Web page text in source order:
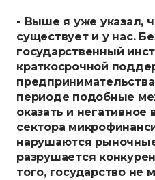
- Выше я уже указал,
существует и у нас.
государственный
краткосрочной
периоде подобные
оказать и негативное
сектора
нарушаются
разрушается
того, государство не